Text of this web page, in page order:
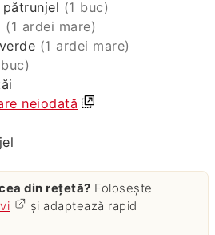
(1 buc)
(1 ardei mare)
(1 ardei mare)
neiodată
din rețetă? Folosește
și adaptează rapid